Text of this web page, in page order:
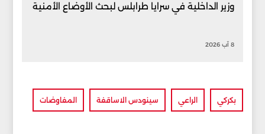
وزير الداخلية في سرايا طرابلس لبحث الأوضاع الأمنية
8 آب 2026
بكركي الراعي سينودس الاساقفة المفاوضات